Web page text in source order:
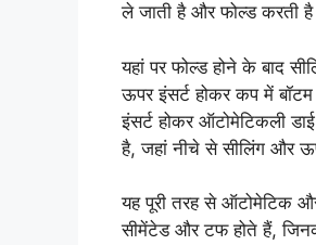
ले जाती है और फोल्ड करती
यहां पर फोल्ड होने के बाद
ऊपर इंसर्ट होकर कप में
इंसर्ट होकर ऑटोमेटिकली
है, जहां नीचे से सीलिंग और
यह पूरी तरह से ऑटोमेटिक
सीमेंटेड और टफ होते हैं,